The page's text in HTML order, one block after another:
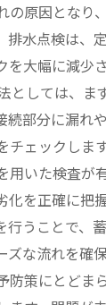
の原因となり
排水点検は、
を大幅に減少
としては、ま
続部分に漏れ
チェックしま
用いた検査が
化を正確に把
行うことで、
ズな流れを確
防策にとどま